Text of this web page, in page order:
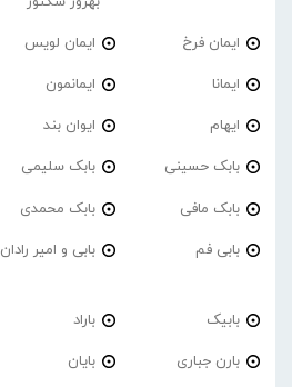
ایمان فرخ ایمان لویس
ایمانا ایمانمون
ایهام ایوان بند
بابک حسینی بابک سلیمی
بابک مافی بابک محمدی
بابی فم بابی و امیر رادان
بابیک باراد
بارن جباری بایان